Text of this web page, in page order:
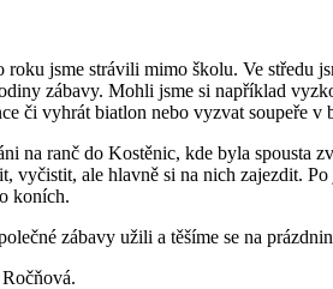
roku jsme strávili mimo školu. Ve středu
zábavy. Mohli jsme si například
či vyhrát biatlon nebo vyzvat soupeře v
na ranč do Kostěnic, kde byla spousta
vyčistit, ale hlavně si na nich zajezdit.
koních.
zábavy užili a těšíme se na